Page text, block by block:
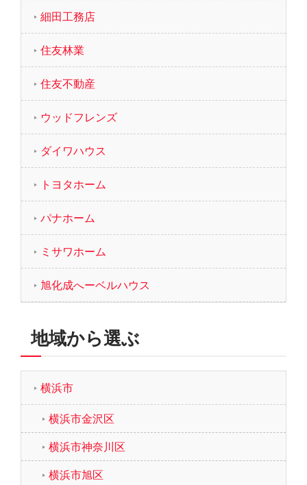
細田工務店
住友林業
住友不動産
ウッドフレンズ
ダイワハウス
トヨタホーム
パナホーム
ミサワホーム
旭化成へーベルハウス
地域から選ぶ
横浜市
横浜市金沢区
横浜市神奈川区
横浜市旭区